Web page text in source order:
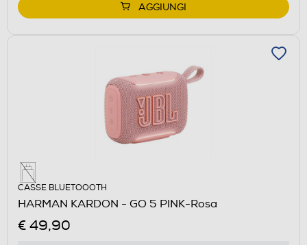
AGGIUNGI
CASSE BLUETOOOTH
HARMAN KARDON - GO 5 PINK-Rosa
€ 49,90